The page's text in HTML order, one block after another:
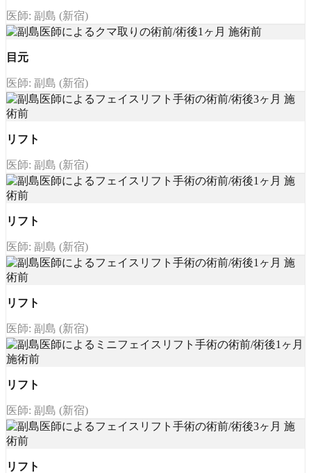
医師: 副島 (新宿)
目元
医師: 副島 (新宿)
リフト
医師: 副島 (新宿)
リフト
医師: 副島 (新宿)
リフト
医師: 副島 (新宿)
リフト
医師: 副島 (新宿)
リフト